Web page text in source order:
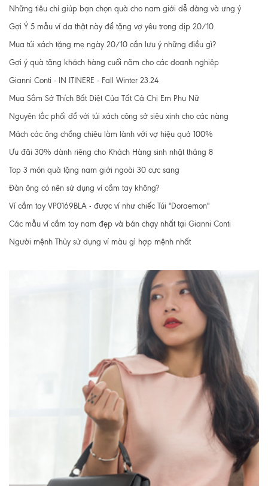
Những tiêu chí giúp bạn chọn quà cho nam giới dễ dàng và ưng ý
Gợi Ý 5 mẫu ví da thật này để tặng vợ yêu trong dịp 20/10
Mua túi xách tặng mẹ ngày 20/10 cần lưu ý những điều gì?
Gợi ý quà tặng khách hàng cuối năm cho các doanh nghiệp
Gianni Conti - IN ITINERE - Fall Winter 23.24
Mua Sắm Sở Thích Bất Diệt Của Tất Cả Chị Em Phụ Nữ
Nguyên tắc phối đồ với túi xách công sở siêu xinh cho các nàng
Mách các ông chồng chiêu làm lành với vợ hiệu quả 100%
Ưu đãi 30% dành riêng cho Khách Hàng sinh nhật tháng 8
Top 3 món quà tặng nam giới ngoài 30 cực sang
Đàn ông có nên sử dụng ví cầm tay không?
Ví cầm tay VP0169BLA - được ví như chiếc Túi "Doraemon"
Các mẫu ví cầm tay nam đẹp và bán chạy nhất tại Gianni Conti
Người mệnh Thủy sử dụng ví màu gì hợp mệnh nhất